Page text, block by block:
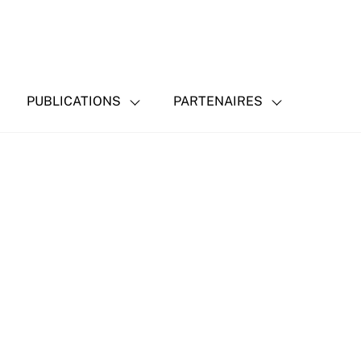
PUBLICATIONS PARTENAIRES